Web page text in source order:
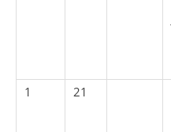
1
21